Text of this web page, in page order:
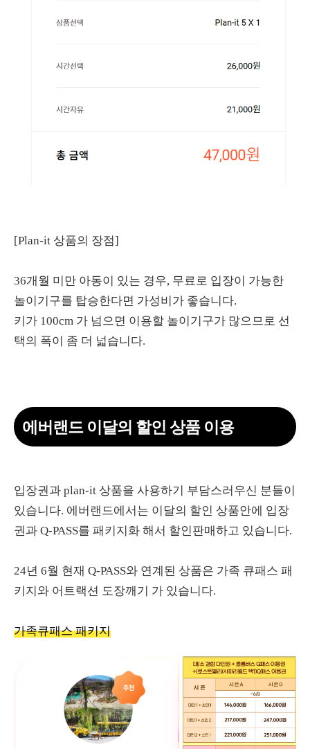
[Plan-it 상품의 장점]
36개월 미만 아동이 있는 경우, 무료로 입장이 가능한
놀이기구를 탑승한다면 가성비가 좋습니다.
키가 100cm 가 넘으면 이용할 놀이기구가 많으므로 선
택의 폭이 좀 더 넓습니다.
에버랜드 이달의 할인 상품 이용
입장권과 plan-it 상품을 사용하기 부담스러우신 분들이
있습니다. 에버랜드에서는 이달의 할인 상품안에 입장
권과 Q-PASS를 패키지화 해서 할인판매하고 있습니다.
24년 6월 현재 Q-PASS와 연계된 상품은 가족 큐패스 패
키지와 어트랙션 도장깨기 가 있습니다.
가족큐패스 패키지